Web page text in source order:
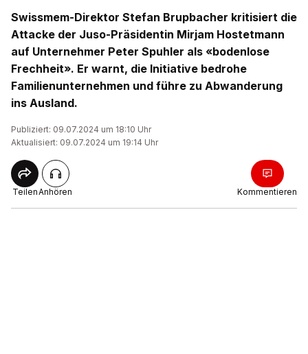
Swissmem-Direktor Stefan Brupbacher kritisiert die
Attacke der Juso-Präsidentin Mirjam Hostetmann
auf Unternehmer Peter Spuhler als «bodenlose
Frechheit». Er warnt, die Initiative bedrohe
Familienunternehmen und führe zu Abwanderung
ins Ausland.
Publiziert: 09.07.2024 um 18:10 Uhr
Aktualisiert: 09.07.2024 um 19:14 Uhr
TeilenAnhören Kommentieren